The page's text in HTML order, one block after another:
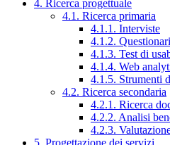
4. Ricerca progettuale
4.1. Ricerca primaria
4.1.1. Interviste
4.1.2. Questionari
4.1.3. Test di
4.1.4. Web
4.1.5. Strumenti
4.2. Ricerca secondaria
4.2.1. Ricerca
4.2.2. Analisi
4.2.3.
5. Progettazione dei servizi